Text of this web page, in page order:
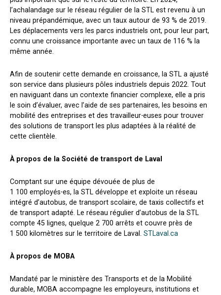
l’achalandage sur le réseau régulier de la STL est revenu à un
niveau prépandémique, avec un taux autour de 93 % de 2019.
Les déplacements vers les parcs industriels ont, pour leur part,
connu une croissance importante avec un taux de 116 % la
même année.
Afin de soutenir cette demande en croissance, la STL a ajusté
son service dans plusieurs pôles industriels depuis 2022. Tout
en naviguant dans un contexte financier complexe, elle a pris
le soin d’évaluer, avec l’aide de ses partenaires, les besoins en
mobilité des entreprises et des travailleur⋅euses pour trouver
des solutions de transport les plus adaptées à la réalité de
cette clientèle.
À propos de la Société de transport de Laval
Comptant sur une équipe dévouée de plus de
1 100 employés⋅es, la STL développe et exploite un réseau
intégré d’autobus, de transport scolaire, de taxis collectifs et
de transport adapté. Le réseau régulier d’autobus de la STL
compte 45 lignes, quelque 2 700 arrêts et couvre près de
1 500 kilomètres sur le territoire de Laval. STLaval.ca
À propos de MOBA
Mandaté par le ministère des Transports et de la Mobilité
durable, MOBA accompagne les employeurs, institutions et